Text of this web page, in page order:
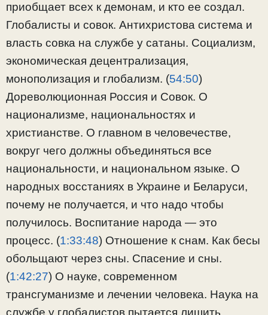
приобщает всех к демонам, и кто ее создал.
Глобалисты и совок. Антихристова система и
власть совка на службе у сатаны. Социализм,
экономическая децентрализация,
монополизация и глобализм. (54:50)
Дореволюционная Россия и Совок. О
национализме, национальностях и
христианстве. О главном в человечестве,
вокруг чего должны объединяться все
национальности, и национальном языке. О
народных восстаниях в Украине и Беларуси,
почему не получается, и что надо чтобы
получилось. Воспитание народа — это
процесс. (1:33:48) Отношение к снам. Как бесы
обольщают через сны. Спасение и сны.
(1:42:27) О науке, современном
трансгуманизме и лечении человека. Наука на
службе у глобалистов пытается лишить